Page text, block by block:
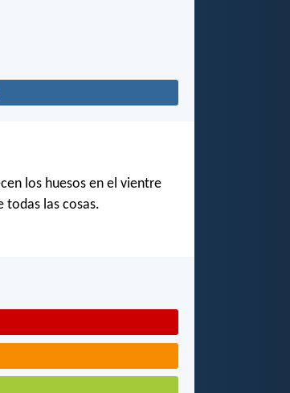
los huesos en el vientre
todas las cosas.